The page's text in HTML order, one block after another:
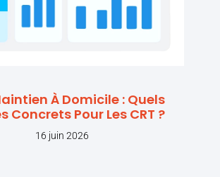
À Domicile : Quels
Concrets Pour Les CRT ?
16 juin 2026